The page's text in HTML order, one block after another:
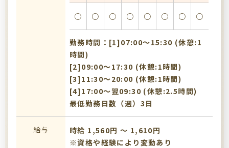
○ ○ ○ ○ ○ ○ ○ ○
勤務時間：[1]07:00〜15:30 (休憩:1
時間)
[2]09:00〜17:30 (休憩:1時間)
[3]11:30〜20:00 (休憩:1時間)
[4]17:00〜翌09:30 (休憩:2.5時間)
最低勤務日数（週）3日
給与
時給 1,560円 〜 1,610円
※資格や経験により変動あり